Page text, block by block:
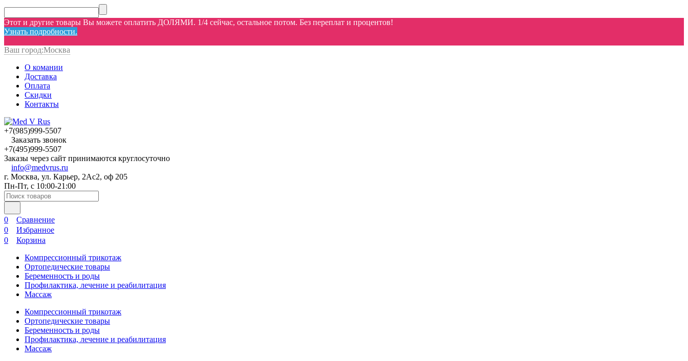
Этот и другие товары Вы можете оплатить ДОЛЯМИ. 1/4 сейчас, остальное потом. Без переплат и процентов!
Узнать подробности.
Ваш город:Москва
О комании
Доставка
Оплата
Скидки
Контакты
+7(985)999-5507
Заказать звонок
+7(495)999-5507
Заказы через сайт принимаются круглосуточно
info@medvrus.ru
г. Москва, ул. Карьер, 2Ас2, оф 205
Пн-Пт, с 10:00-21:00
0
Сравнение
0
Избранное
0
Корзина
Компрессионный трикотаж
Ортопедические товары
Беременность и роды
Профилактика, лечение и реабилитация
Массаж
Компрессионный трикотаж
Ортопедические товары
Беременность и роды
Профилактика, лечение и реабилитация
Массаж